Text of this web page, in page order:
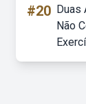
#20 Duas
Não